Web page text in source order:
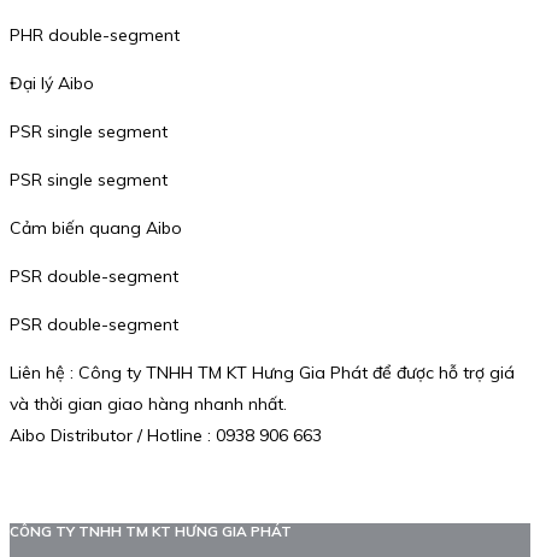
PHR double-segment
Đại lý Aibo
PSR single segment
PSR single segment
Cảm biến quang Aibo
PSR double-segment
PSR double-segment
Liên hệ : Công ty TNHH TM KT Hưng Gia Phát để được hỗ trợ giá
và thời gian giao hàng nhanh nhất.
Aibo Distributor / Hotline : 0938 906 663
CÔNG TY TNHH TM KT HƯNG GIA PHÁT